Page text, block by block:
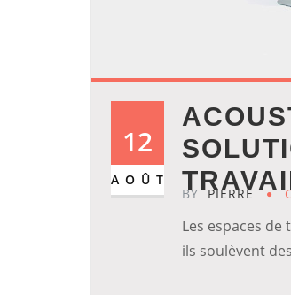
12
AOÛT
BY PIERRE
Les espaces
ils soulèvent